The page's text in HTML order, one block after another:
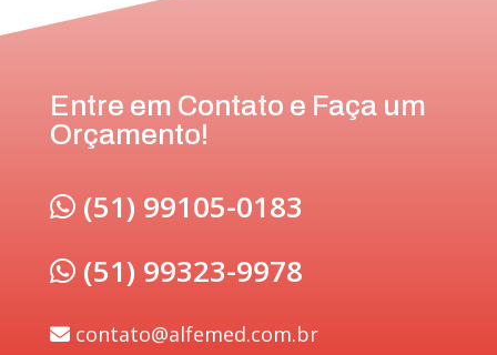
Entre em Contato e Faça um
Orçamento!
(51) 99105-0183
(51) 99323-9978
contato@alfemed.com.br